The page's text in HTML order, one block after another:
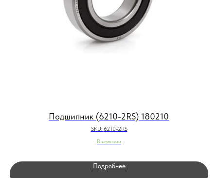
Подшипник (6210-2RS) 180210
SKU: 6210-2RS
В наличии
Подробнее